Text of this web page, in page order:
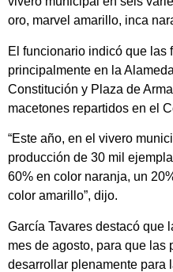
oro, marvel amarillo, inca
El funcionario indicó que las
principalmente en la
Constitución y Plaza de
macetones repartidos en el
“Este año, en el vivero
producción de 30 mil
60% en color naranja, un
color amarillo”, dijo.
García Tavares destacó que
mes de agosto, para que las
desarrollar plenamente para